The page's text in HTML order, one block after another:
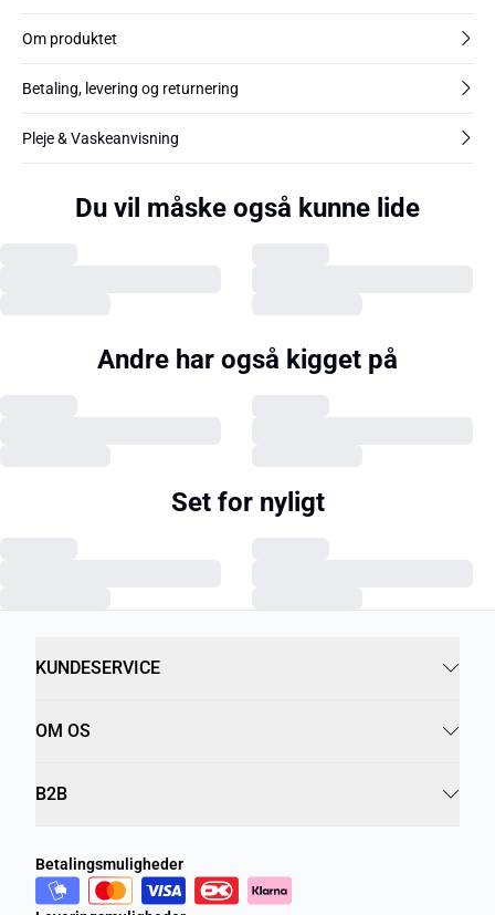
Om produktet
Betaling, levering og returnering
Pleje & Vaskeanvisning
Du vil måske også kunne lide
Andre har også kigget på
Set for nyligt
KUNDESERVICE
OM OS
B2B
Betalingsmuligheder